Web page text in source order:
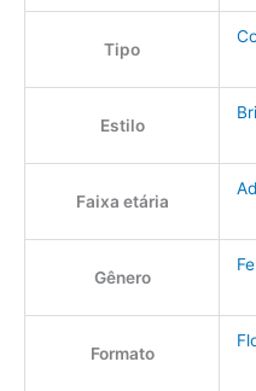
Tipo
Estilo
Faixa etária
Gênero
Formato